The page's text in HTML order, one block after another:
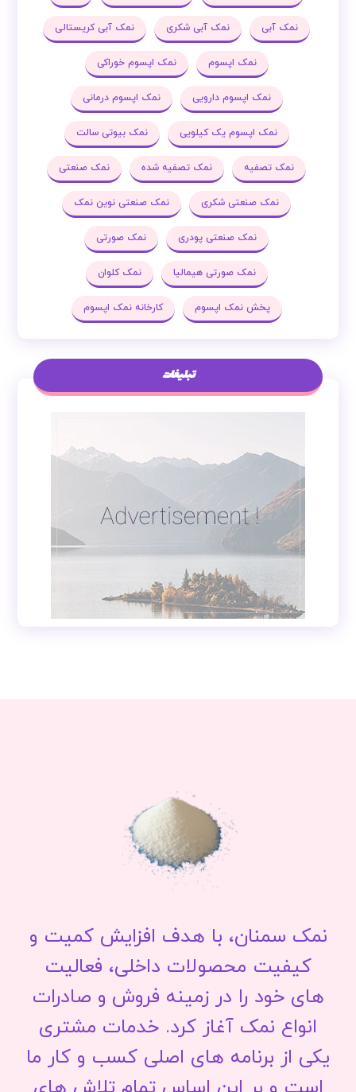
نمک آبی نمک آبی شکری نمک آبی کریستالی
نمک اپسوم نمک اپسوم خوراکی
نمک اپسوم دارویی نمک اپسوم درمانی
نمک اپسوم یک کیلویی نمک بیوتی سالت
نمک تصفیه نمک تصفیه شده نمک صنعتی
نمک صنعتی شکری نمک صنعتی نوین نمک
نمک صنعتی پودری نمک صورتی
نمک صورتی هیمالیا نمک کلوان
پخش نمک اپسوم کارخانه نمک اپسوم
تبلیغات
نمک سمنان، با هدف افزایش کمیت و
کیفیت محصولات داخلی، فعالیت
های خود را در زمینه فروش و صادرات
انواع نمک آغاز کرد. خدمات مشتری
یکی از برنامه های اصلی کسب و کار ما